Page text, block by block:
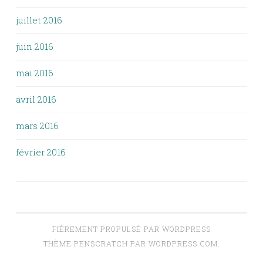
juillet 2016
juin 2016
mai 2016
avril 2016
mars 2016
février 2016
FIÈREMENT PROPULSÉ PAR WORDPRESS
THÈME PENSCRATCH PAR WORDPRESS.COM